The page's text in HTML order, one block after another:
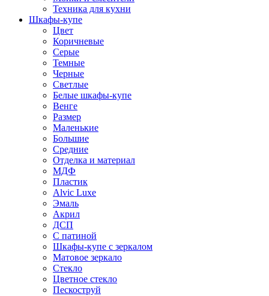
Техника для кухни
Шкафы-купе
Цвет
Коричневые
Серые
Темные
Черные
Светлые
Белые шкафы-купе
Венге
Размер
Маленькие
Большие
Средние
Отделка и материал
МДФ
Пластик
Alvic Luxe
Эмаль
Акрил
ДСП
С патиной
Шкафы-купе с зеркалом
Матовое зеркало
Стекло
Цветное стекло
Пескоструй